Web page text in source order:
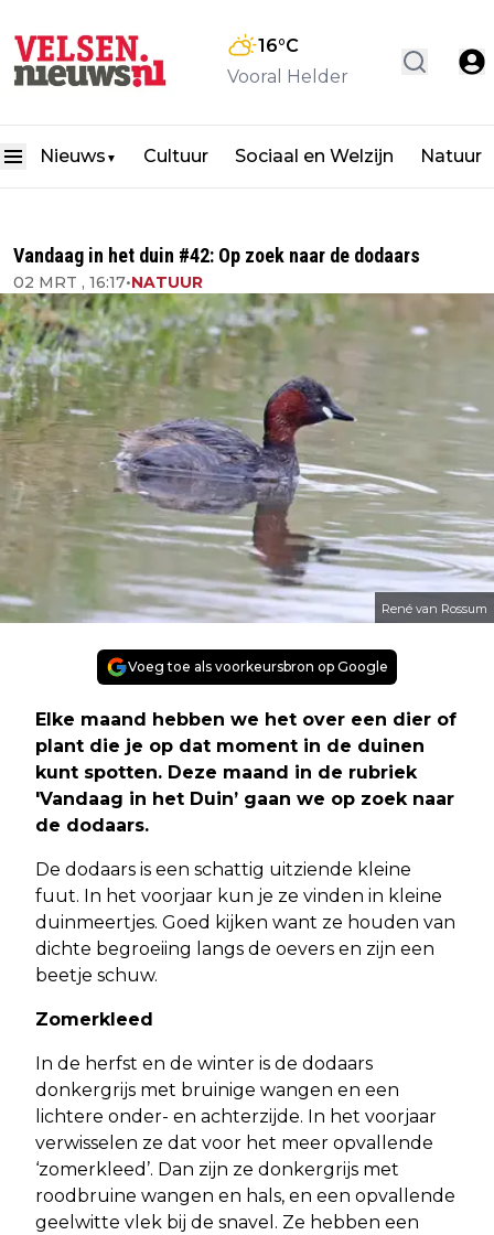
16°C
Vooral Helder
Nieuws ▼ Cultuur Sociaal en Welzijn Natuur
Vandaag in het duin #42: Op zoek naar de dodaars
02 MRT , 16:17•NATUUR
René van Rossum
Voeg toe als voorkeursbron op Google
Elke maand hebben we het over een dier of
plant die je op dat moment in de duinen
kunt spotten. Deze maand in de rubriek
'Vandaag in het Duin’ gaan we op zoek naar
de dodaars.
De dodaars is een schattig uitziende kleine
fuut. In het voorjaar kun je ze vinden in kleine
duinmeertjes. Goed kijken want ze houden van
dichte begroeiing langs de oevers en zijn een
beetje schuw.
Zomerkleed
In de herfst en de winter is de dodaars
donkergrijs met bruinige wangen en een
lichtere onder- en achterzijde. In het voorjaar
verwisselen ze dat voor het meer opvallende
‘zomerkleed’. Dan zijn ze donkergrijs met
roodbruine wangen en hals, en een opvallende
geelwitte vlek bij de snavel. Ze hebben een